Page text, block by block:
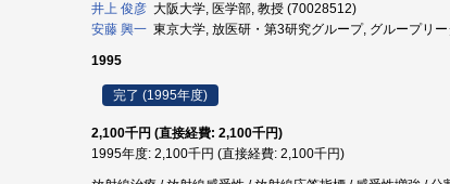
井上 俊彦 大阪大学, 医学部, 教授 (70028512)
安藤 興一 東京大学, 放医研・第3研究グループ, グループリ
1995
完了 (1995年度)
2,100千円 (直接経費: 2,100千円)
1995年度: 2,100千円 (直接経費: 2,100千円)